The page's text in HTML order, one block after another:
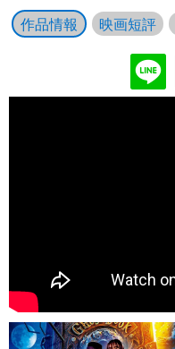
作品情報 映画短評